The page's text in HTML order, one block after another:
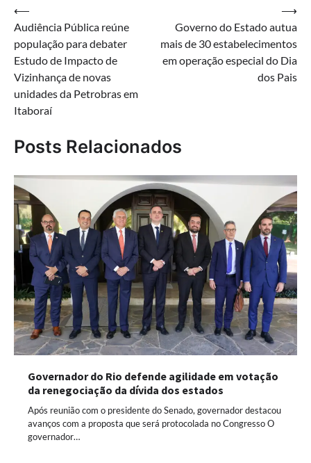
Navegação
de
Post
⟵
Audiência Pública reúne
população para debater
Estudo de Impacto de
Vizinhança de novas
unidades da Petrobras em
Itaboraí
Governo do Estado autua
mais de 30 estabelecimentos
em operação especial do Dia
dos Pais
⟶
Posts Relacionados
Governador do Rio defende agilidade em votação
da renegociação da dívida dos estados
Após reunião com o presidente do Senado, governador destacou
avanços com a proposta que será protocolada no Congresso O
governador…